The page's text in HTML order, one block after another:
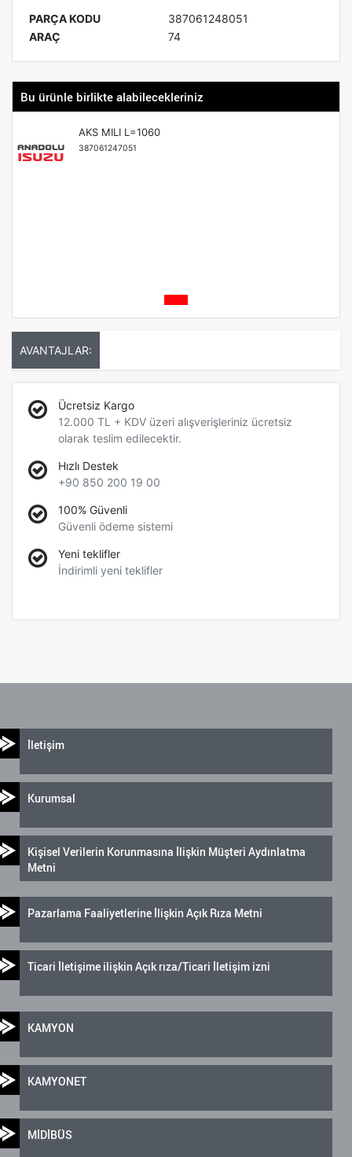
PARÇA KODU
387061248051
ARAÇ
74
Bu ürünle birlikte alabilecekleriniz
AKS MILI L=1060
387061247051
AVANTAJLAR:
Ücretsiz Kargo
12.000 TL + KDV üzeri alışverişleriniz ücretsiz
olarak teslim edilecektir.
Hızlı Destek
+90 850 200 19 00
100% Güvenli
Güvenli ödeme sistemi
Yeni teklifler
İndirimli yeni teklifler
İletişim
Kurumsal
Kişisel Verilerin Korunmasına İlişkin Müşteri Aydınlatma
Metni
Pazarlama Faaliyetlerine İlişkin Açık Rıza Metni
Ticari İletişime ilişkin Açık rıza/Ticari İletişim izni
KAMYON
KAMYONET
MİDİBÜS